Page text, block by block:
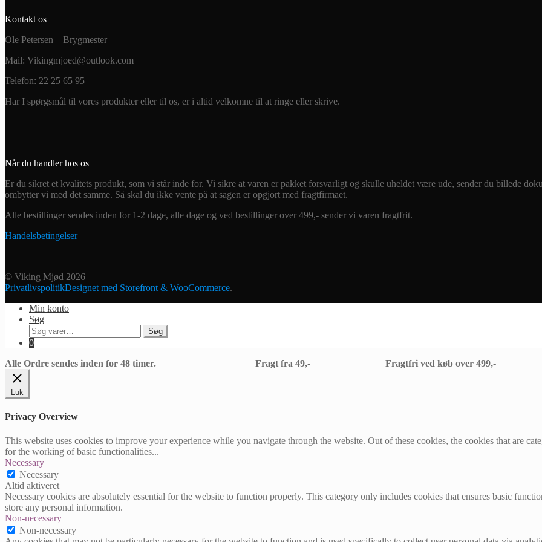
Kontakt os
Ole Petersen – Brygmester
Mail: Vikingmjoed@outlook.com
Telefon: 22 25 65 95
Har I spørgsmål til vores produkter eller til os, er i altid velkomne til at ringe eller skrive.
Når du handler hos os
Er du sikret et kvalitets produkt, som vi står inde for. Vi sikre at varen er pakket forsvarligt og skulle uheldet være ude, sender du billede
ombytter vi med det samme. Så skal du ikke vente på at sagen er opgjort med fragtfirmaet.
Alle bestillinger sendes inden for 1-2 dage, alle dage og ved bestillinger over 499,- sender vi varen fragtfrit.
Handelsbetingelser
© Viking Mjød 2026
PrivatlivspolitikDesignet med Storefront & WooCommerce.
Min konto
Søg
Søg
efter:
Søg
0
Alle Ordre sendes inden for 48 timer. Fragt fra 49,- Fragtfri ved køb over 499,-
Luk
Privacy Overview
This website uses cookies to improve your experience while you navigate through the website. Out of these cookies, the cookies that are
for the working of basic functionalities...
Necessary
Necessary
Altid aktiveret
Necessary cookies are absolutely essential for the website to function properly. This category only includes cookies that ensures basic
store any personal information.
Non-necessary
Non-necessary